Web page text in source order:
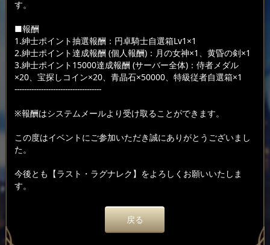
す。
■報酬
1.紳士ポイント抽選報酬：円卓騎士自選箱Lv1×1
2.紳士ポイント達成報酬 (個人報酬)：月の女神×1、黄昏の剣×1
3.紳士ポイント15000達成報酬 (サーバー全体)：侍者メダル
×20、宝探しコイン×20、青晶石×50000、特級従者自選箱×1
------------------------------------
※報酬はシステムメールより受け取ることができます。
この度はイベントにご参加いただき誠にありがとうございまし
た。
今後とも【ラスト・ラグナレク】をよろしくお願いいたしま
す。
戻る